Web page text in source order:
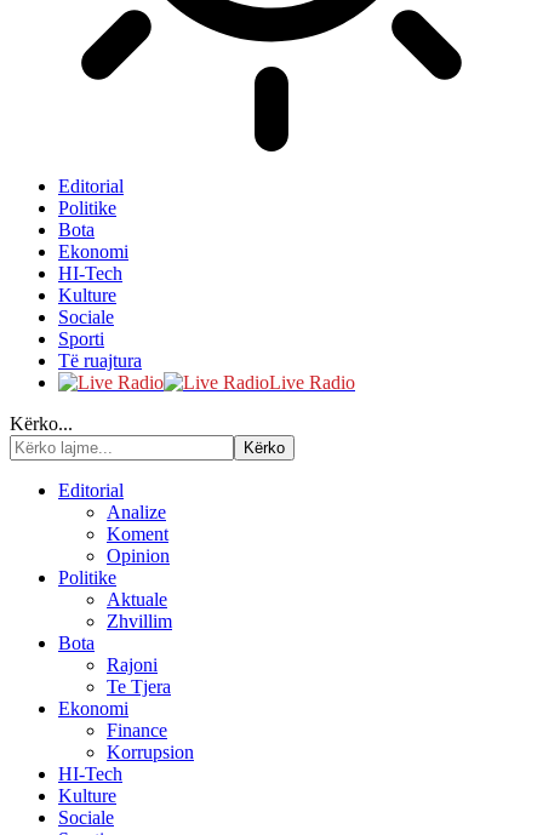
Editorial
Politike
Bota
Ekonomi
HI-Tech
Kulture
Sociale
Sporti
Të ruajtura
Live Radio
Kërko...
Editorial
Analize
Koment
Opinion
Politike
Aktuale
Zhvillim
Bota
Rajoni
Te Tjera
Ekonomi
Finance
Korrupsion
HI-Tech
Kulture
Sociale